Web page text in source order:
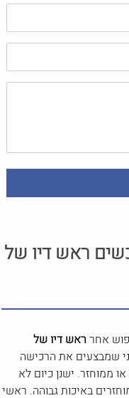
ראש דיו של
אחרראש דיו של
שמבצעים את הרכישה
ממוחזר. ישנן כיום לא
באיכות גבוהה. ראשי